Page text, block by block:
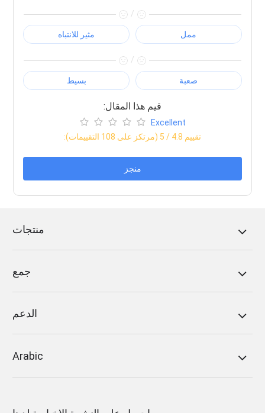
/
مثير للانتباه ممل
/
بسيط صعبة
:قيم هذا المقال
Excellent
:تقييم 4.8 / 5 (مرتكز على 108 التقييمات)
منجز
منتجات
جمع
الدعم
Arabic